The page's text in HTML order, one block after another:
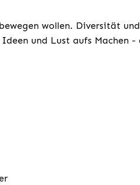
wollen. Diversität
und Lust aufs Machen